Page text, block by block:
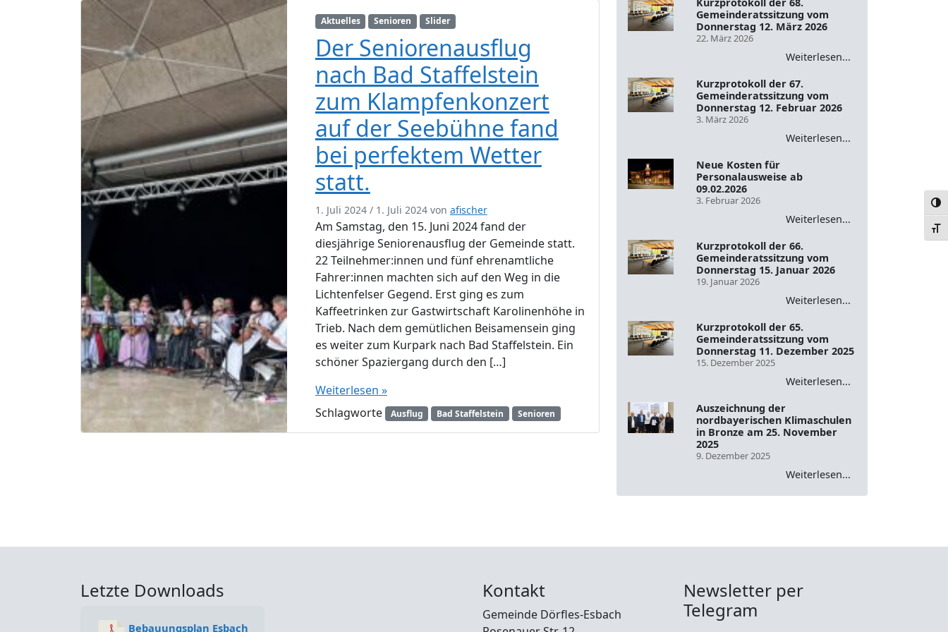
Aktuelles Senioren Slider
Der Seniorenausflug
nach Bad Staffelstein
zum Klampfenkonzert
auf der Seebühne fand
bei perfektem Wetter
statt.
1. Juli 2024 / 1. Juli 2024von afischer
Am Samstag, den 15. Juni 2024 fand der
diesjährige Seniorenausflug der Gemeinde statt.
22 Teilnehmer:innen und fünf ehrenamtliche
Fahrer:innen machten sich auf den Weg in die
Lichtenfelser Gegend. Erst ging es zum
Kaffeetrinken zur Gastwirtschaft Karolinenhöhe in
Trieb. Nach dem gemütlichen Beisamensein ging
es weiter zum Kurpark nach Bad Staffelstein. Ein
schöner Spaziergang durch den […]
Weiterlesen »
Schlagworte
Ausflug Bad Staffelstein Senioren
Kurzprotokoll der 68.
Gemeinderatssitzung vom
Donnerstag 12. März 2026
22. März 2026
Weiterlesen...
Kurzprotokoll der 67.
Gemeinderatssitzung vom
Donnerstag 12. Februar 2026
3. März 2026
Weiterlesen...
Neue Kosten für
Personalausweise ab
09.02.2026
3. Februar 2026
Weiterlesen...
Kurzprotokoll der 66.
Gemeinderatssitzung vom
Donnerstag 15. Januar 2026
19. Januar 2026
Weiterlesen...
Kurzprotokoll der 65.
Gemeinderatssitzung vom
Donnerstag 11. Dezember 2025
15. Dezember 2025
Weiterlesen...
Auszeichnung der
nordbayerischen Klimaschulen
in Bronze am 25. November
2025
9. Dezember 2025
Weiterlesen...
Letzte Downloads
Bebauungsplan Esbach
Kontakt
Gemeinde Dörfles-Esbach
Newsletter per
Telegram